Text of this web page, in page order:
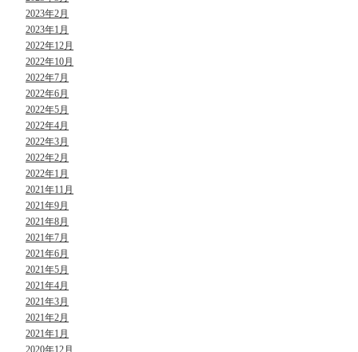
2023年2月
2023年1月
2022年12月
2022年10月
2022年7月
2022年6月
2022年5月
2022年4月
2022年3月
2022年2月
2022年1月
2021年11月
2021年9月
2021年8月
2021年7月
2021年6月
2021年5月
2021年4月
2021年3月
2021年2月
2021年1月
2020年12月